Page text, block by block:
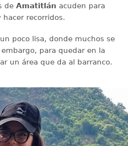
de Amatitlán acuden para
hacer recorridos.
poco lisa, donde muchos se
para quedar en la
un área que da al barranco.